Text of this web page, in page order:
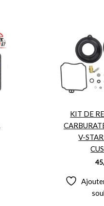
KIT DE
V-